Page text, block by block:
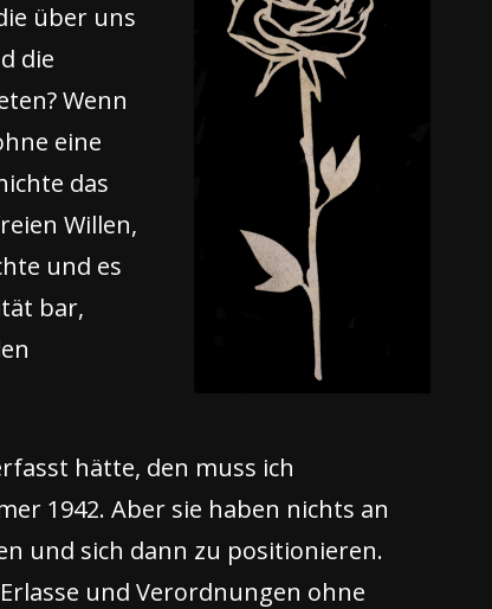
über uns
die
Wenn
eine
das
Willen,
und es
bar,
hätte, den muss ich
1942. Aber sie haben nichts an
und sich dann zu positionieren.
und Verordnungen ohne